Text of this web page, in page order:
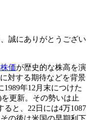
誠にありがとうござい
価が歴史的な株高を演
対する期待などを背景
年12月末につけた
更新。その勢いは止
ると、22日には4万1087
の後は米国の早期利下